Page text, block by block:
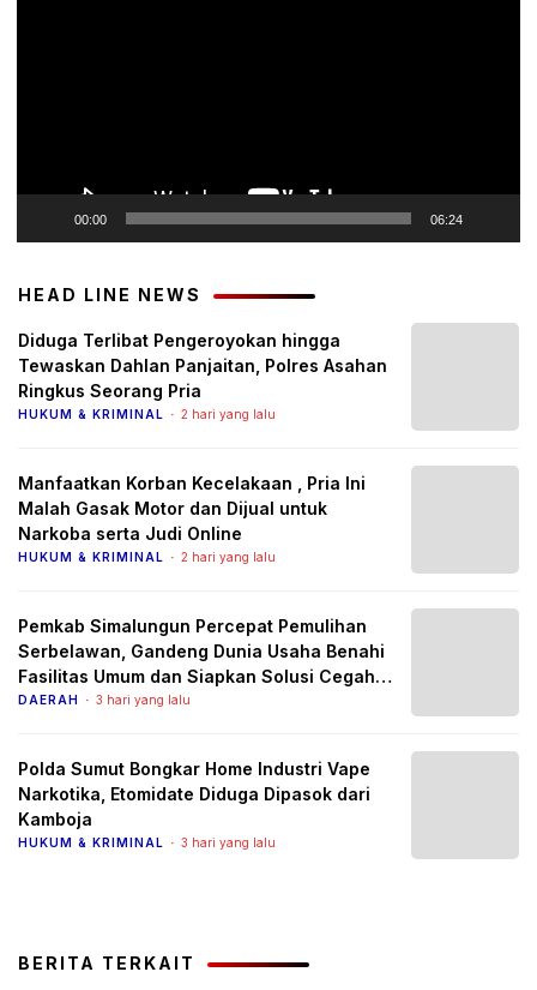
00:00 06:24
HEAD LINE NEWS
Diduga Terlibat Pengeroyokan hingga
Tewaskan Dahlan Panjaitan, Polres Asahan
Ringkus Seorang Pria
HUKUM & KRIMINAL 2 hari yang lalu
Manfaatkan Korban Kecelakaan , Pria Ini
Malah Gasak Motor dan Dijual untuk
Narkoba serta Judi Online
HUKUM & KRIMINAL 2 hari yang lalu
Pemkab Simalungun Percepat Pemulihan
Serbelawan, Gandeng Dunia Usaha Benahi
Fasilitas Umum dan Siapkan Solusi Cegah
Banjir Berulang
DAERAH 3 hari yang lalu
Polda Sumut Bongkar Home Industri Vape
Narkotika, Etomidate Diduga Dipasok dari
Kamboja
HUKUM & KRIMINAL 3 hari yang lalu
BERITA TERKAIT